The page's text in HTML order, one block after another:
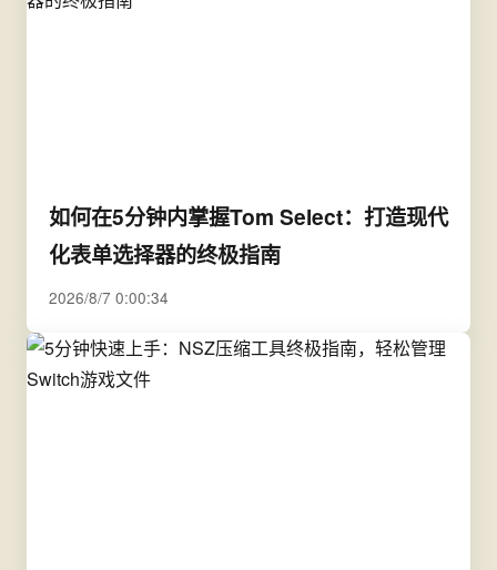
如何在5分钟内掌握Tom Select：打造现代
化表单选择器的终极指南
2026/8/7 0:00:34